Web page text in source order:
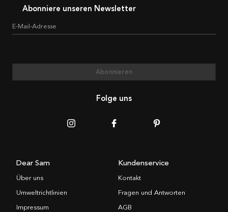
Abonniere unseren Newsletter
E-Mail-Adresse
Abonnieren
Folge uns
Dear Sam
Über uns
Umweltrichtlinien
Impressum
Kundenservice
Kontakt
Fragen und Antworten
AGB